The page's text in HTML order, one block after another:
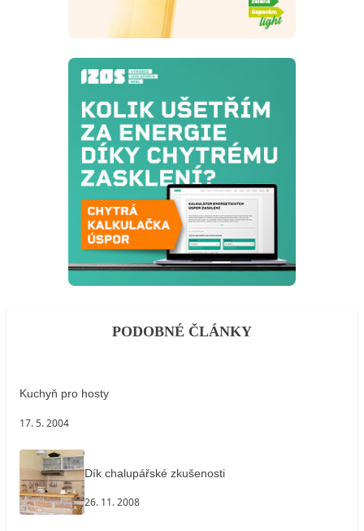
PODOBNÉ ČLÁNKY
Kuchyň pro hosty
17. 5. 2004
Dík chalupářské zkušenosti
26. 11. 2008